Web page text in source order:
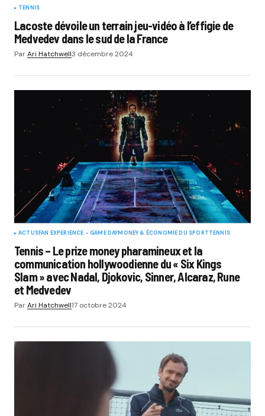
TENNIS
Lacoste dévoile un terrain jeu-vidéo à l’effigie de
Medvedev dans le sud de la France
ParAri Hatchwell3 décembre 2024
ACTUSFAN EXPERIENCE - GAME DAYMONEY & ÉCONOMIE DU SPORTTENNIS
Tennis – Le prize money pharamineux et la
communication hollywoodienne du « Six Kings
Slam » avec Nadal, Djokovic, Sinner, Alcaraz, Rune
et Medvedev
ParAri Hatchwell17 octobre 2024